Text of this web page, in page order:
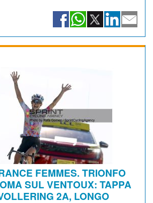
FEMMES. TRIONFO
SUL VENTOUX: TAPPA
2A, LONGO